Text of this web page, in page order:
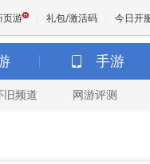
页游 礼包/激活码 今日开
手游
旧频道 网游评测